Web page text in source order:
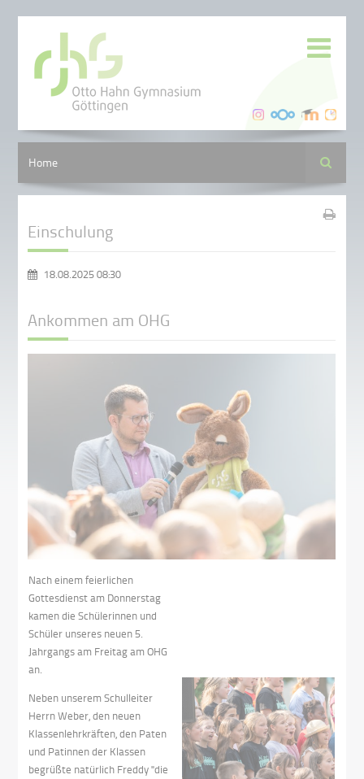
Home Suche
Einschulung
18.08.2025 08:30
Ankommen am OHG
Nach einem feierlichen
Gottesdienst am Donnerstag
kamen die Schülerinnen und
Schüler unseres neuen 5.
Jahrgangs am Freitag am OHG
an.
Neben unserem Schulleiter
Herrn Weber, den neuen
Klassenlehrkräften, den Paten
und Patinnen der Klassen
begrüßte natürlich Freddy "die